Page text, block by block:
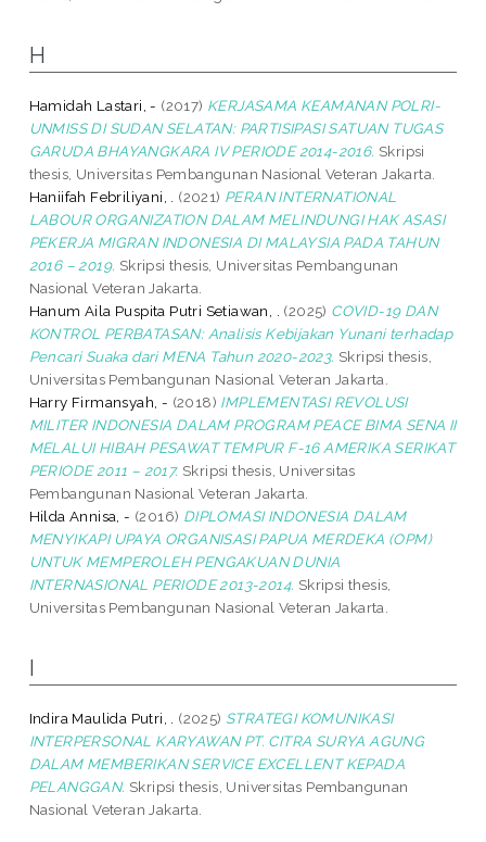
H
Hamidah Lastari, - (2017) KERJASAMA KEAMANAN POLRI-
UNMISS DI SUDAN SELATAN: PARTISIPASI SATUAN TUGAS
GARUDA BHAYANGKARA IV PERIODE 2014-2016. Skripsi
thesis, Universitas Pembangunan Nasional Veteran Jakarta.
Haniifah Febriliyani, .
(2021) PERAN INTERNATIONAL
LABOUR ORGANIZATION DALAM MELINDUNGI HAK ASASI
PEKERJA MIGRAN INDONESIA DI MALAYSIA PADA TAHUN
2016 – 2019. Skripsi thesis, Universitas Pembangunan
Nasional Veteran Jakarta.
Hanum Aila Puspita Putri Setiawan, .
(2025) COVID-19 DAN
KONTROL PERBATASAN: Analisis Kebijakan Yunani terhadap
Pencari Suaka dari MENA Tahun 2020-2023. Skripsi thesis,
Universitas Pembangunan Nasional Veteran Jakarta.
Harry Firmansyah, - (2018) IMPLEMENTASI REVOLUSI
MILITER INDONESIA DALAM PROGRAM PEACE BIMA SENA II
MELALUI HIBAH PESAWAT TEMPUR F-16 AMERIKA SERIKAT
PERIODE 2011 – 2017. Skripsi thesis, Universitas
Pembangunan Nasional Veteran Jakarta.
Hilda Annisa, - (2016) DIPLOMASI INDONESIA DALAM
MENYIKAPI UPAYA ORGANISASI PAPUA MERDEKA (OPM)
UNTUK MEMPEROLEH PENGAKUAN DUNIA
INTERNASIONAL PERIODE 2013-2014. Skripsi thesis,
Universitas Pembangunan Nasional Veteran Jakarta.
I
Indira Maulida Putri, . (2025) STRATEGI KOMUNIKASI
INTERPERSONAL KARYAWAN PT. CITRA SURYA AGUNG
DALAM MEMBERIKAN SERVICE EXCELLENT KEPADA
PELANGGAN. Skripsi thesis, Universitas Pembangunan
Nasional Veteran Jakarta.